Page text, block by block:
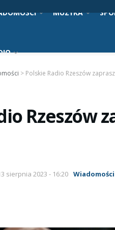
MUZYKA
> Polskie Radio Rzeszów
Rzeszów
sierpnia 2023 - 16:20 Wiadomości